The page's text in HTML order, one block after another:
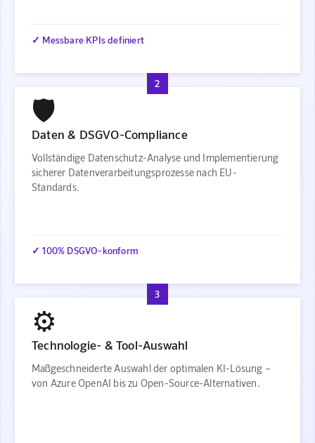
✓ Messbare KPIs definiert
2
🛡️
Daten & DSGVO-Compliance
Vollständige Datenschutz-Analyse und Implementierung
sicherer Datenverarbeitungsprozesse nach EU-
Standards.
✓ 100% DSGVO-konform
3
⚙️
Technologie- & Tool-Auswahl
Maßgeschneiderte Auswahl der optimalen KI-Lösung –
von Azure OpenAI bis zu Open-Source-Alternativen.